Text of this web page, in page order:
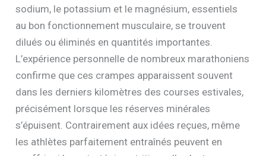
sodium, le potassium et le magnésium, essentiels
au bon fonctionnement musculaire, se trouvent
dilués ou éliminés en quantités importantes.
L’expérience personnelle de nombreux marathoniens
confirme que ces crampes apparaissent souvent
dans les derniers kilomètres des courses estivales,
précisément lorsque les réserves minérales
s’épuisent. Contrairement aux idées reçues, même
les athlètes parfaitement entraînés peuvent en